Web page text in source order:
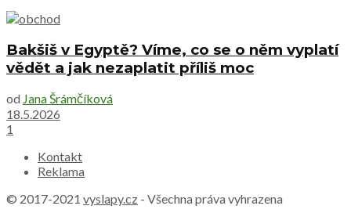
Bakšiš v Egyptě? Víme, co se o něm vyplatí
vědět a jak nezaplatit příliš moc
od Jana Šrámčíková
18.5.2026
1
Kontakt
Reklama
© 2017-2021 vyslapy.cz - Všechna práva vyhrazena